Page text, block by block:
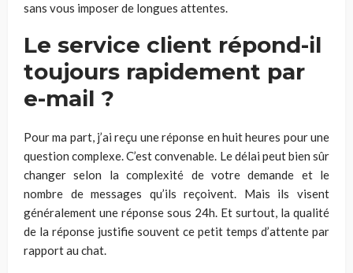
sans vous imposer de longues attentes.
Le service client répond-il
toujours rapidement par
e-mail ?
Pour ma part, j’ai reçu une réponse en huit heures pour une
question complexe. C’est convenable. Le délai peut bien sûr
changer selon la complexité de votre demande et le
nombre de messages qu’ils reçoivent. Mais ils visent
généralement une réponse sous 24h. Et surtout, la qualité
de la réponse justifie souvent ce petit temps d’attente par
rapport au chat.